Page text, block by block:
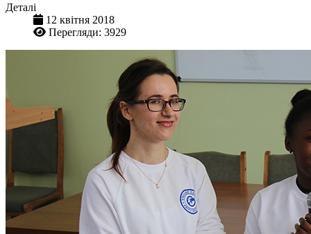
Деталі
12 квітня 2018
Перегляди: 3929